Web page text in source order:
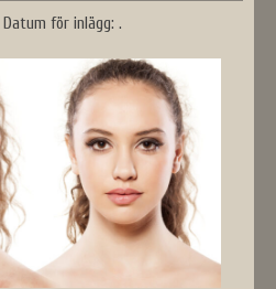
Datum för inlägg: .